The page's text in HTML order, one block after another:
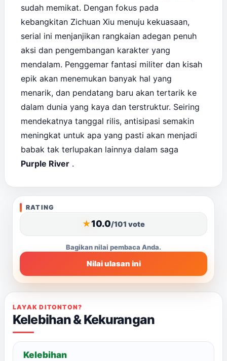
sudah memikat. Dengan fokus pada
kebangkitan Zichuan Xiu menuju kekuasaan,
serial ini menjanjikan rangkaian adegan penuh
aksi dan pengembangan karakter yang
mendalam. Penggemar fantasi militer dan kisah
epik akan menemukan banyak hal yang
menarik, dan pendatang baru akan tertarik ke
dalam dunia yang kaya dan terstruktur. Seiring
mendekatnya tanggal rilis, antisipasi semakin
meningkat untuk apa yang pasti akan menjadi
babak tak terlupakan lainnya dalam saga
Purple River .
RATING
★10.0/101 vote
Bagikan nilai pembaca Anda.
Nilai ulasan ini
Buka
panel
untuk
ulasan
LAYAK DITONTON?
Kelebihan & Kekurangan
Kelebihan